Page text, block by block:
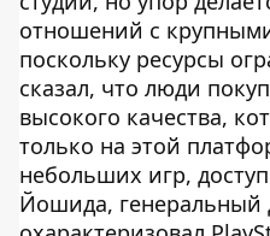
отношений с
поскольку ресурсы
сказал, что люди
высокого качества,
только на этой
небольших игр,
Йошида, генеральный